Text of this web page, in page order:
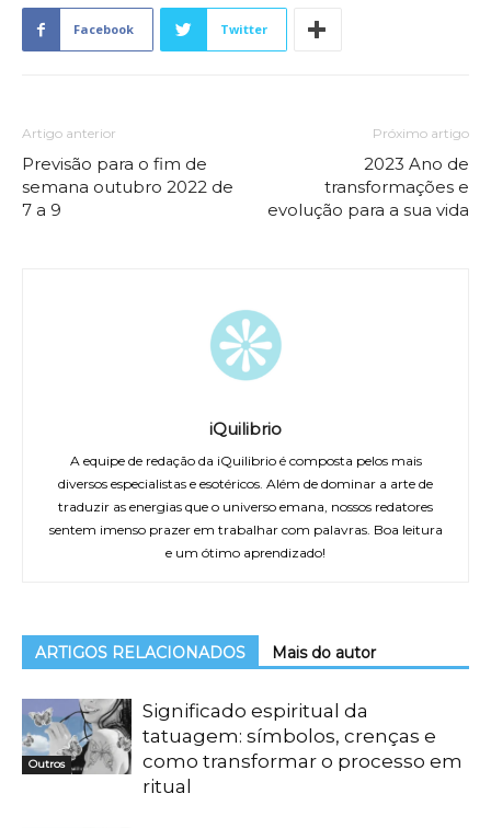
Facebook Twitter
Artigo anterior
Previsão para o fim de
semana outubro 2022 de
7 a 9
Próximo artigo
2023 Ano de
transformações e
evolução para a sua vida
iQuilibrio
A equipe de redação da iQuilibrio é composta pelos mais
diversos especialistas e esotéricos. Além de dominar a arte de
traduzir as energias que o universo emana, nossos redatores
sentem imenso prazer em trabalhar com palavras. Boa leitura
e um ótimo aprendizado!
ARTIGOS RELACIONADOS Mais do autor
Outros
Significado espiritual da
tatuagem: símbolos, crenças e
como transformar o processo em
ritual